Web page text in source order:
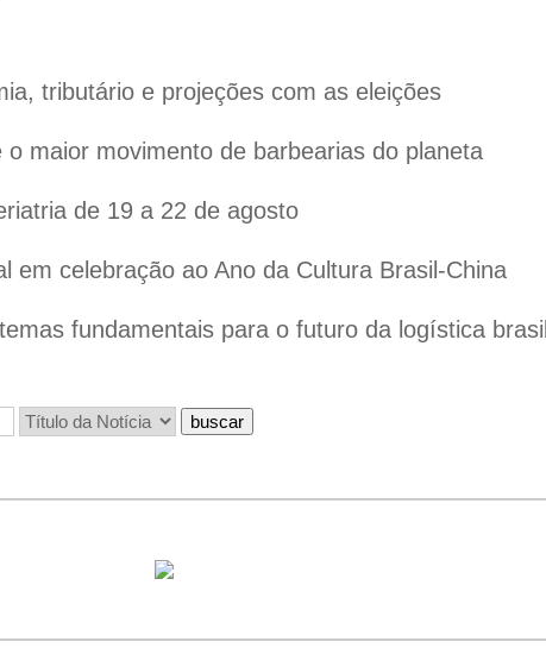
tributário e projeções com as eleições
maior movimento de barbearias do planeta
de 19 a 22 de agosto
em celebração ao Ano da Cultura Brasil-China
fundamentais para o futuro da logística